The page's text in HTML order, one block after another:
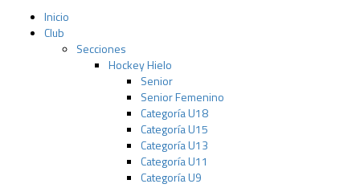
Inicio
Club
Secciones
Hockey Hielo
Senior
Senior Femenino
Categoría U18
Categoría U15
Categoría U13
Categoría U11
Categoría U9